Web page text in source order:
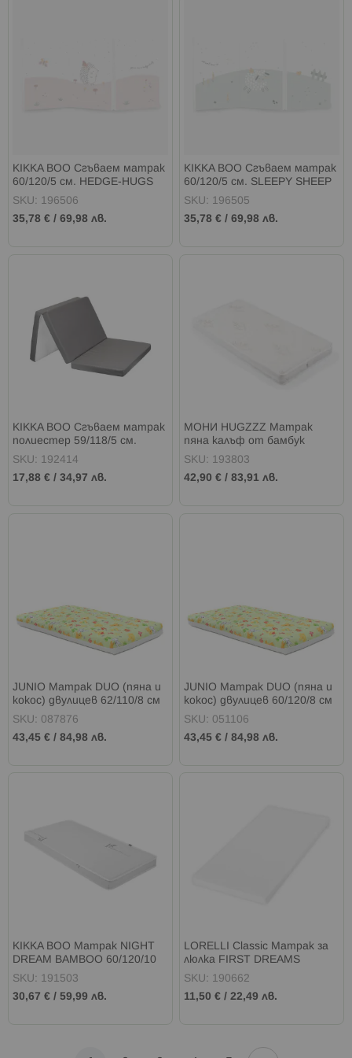
KIKKA BOO Сгъваем матрак
60/120/5 см. HEDGE-HUGS
РОЗОВ
SKU: 196506
35,78 € / 69,98 лв.
KIKKA BOO Сгъваем матрак
60/120/5 см. SLEEPY SHEEP
ЗЕЛЕН
SKU: 196505
35,78 € /69,98 лв.
KIKKA BOO Сгъваем матрак
полиестер 59/118/5 см.
DARK GREY
SKU: 192414
17,88 € / 34,97 лв.
МОНИ HUGZZZ Матрак
пяна калъф от бамбук
60/120/10 см. БЯЛ
SKU: 193803
42,90 € /83,91 лв.
JUNIO Матрак DUO (пяна и
кокос) двулицев 62/110/8 см
SKU: 087876
43,45 € / 84,98 лв.
JUNIO Матрак DUO (пяна и
кокос) двулицев 60/120/8 см
SKU: 051106
43,45 € /84,98 лв.
KIKKA BOO Матрак NIGHT
DREAM BAMBOO 60/120/10
см WHITE
SKU: 191503
30,67 € / 59,99 лв.
LORELLI Classic Матрак за
люлка FIRST DREAMS
CLASSIC ПЯНА БЯЛА
SKU: 190662
11,50 € /22,49 лв.
Страница
Напред